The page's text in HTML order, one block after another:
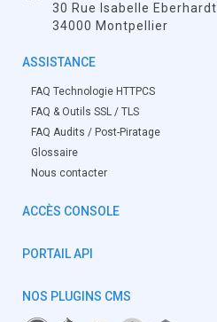
30 Rue Isabelle Eberhardt
34000 Montpellier
ASSISTANCE
FAQ Technologie HTTPCS
FAQ & Outils SSL / TLS
FAQ Audits / Post-Piratage
Glossaire
Nous contacter
ACCÈS CONSOLE
PORTAIL API
NOS PLUGINS CMS